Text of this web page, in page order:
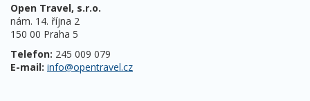
Open Travel, s.r.o.
nám. 14. října 2
150 00 Praha 5
Telefon: 245 009 079
E-mail: info@opentravel.cz